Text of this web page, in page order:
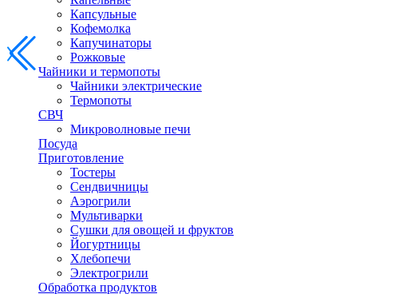
Капсульные
Кофемолка
Капучинаторы
Рожковые
Чайники и термопоты
Чайники электрические
Термопоты
СВЧ
Микроволновые печи
Посуда
Приготовление
Тостеры
Сендвичницы
Аэрогрили
Мультиварки
Сушки для овощей и фруктов
Йогуртницы
Хлебопечи
Электрогрили
Обработка продуктов